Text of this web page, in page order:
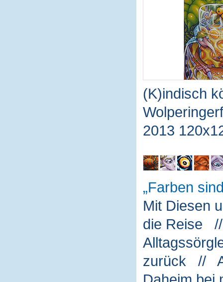
(K)indisch
2013
Farben
Mit Diesen
die Reise
zurück //